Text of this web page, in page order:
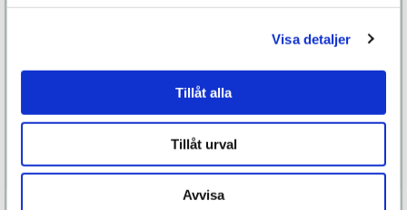
Visa detaljer
Tillåt alla
Tillåt urval
Avvisa